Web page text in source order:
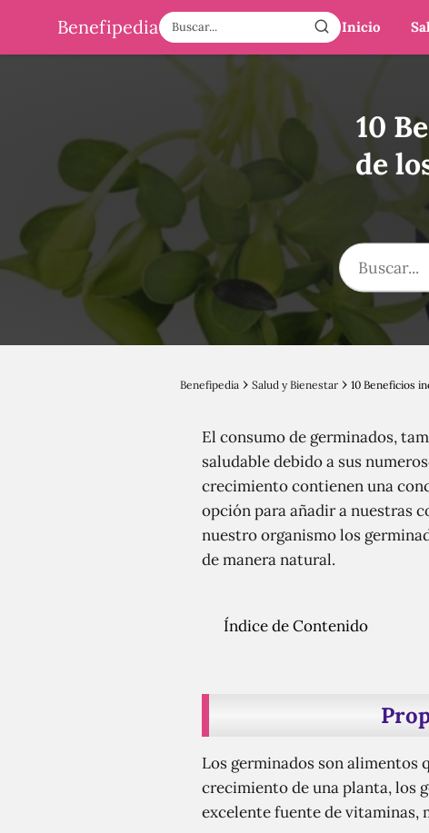
Benefipedia Inicio
10
de
Benefipedia Salud y Bienestar 10 Beneficios
El consumo de germinados,
saludable debido a sus
crecimiento contienen una
opción para añadir a nuestras
nuestro organismo los
de manera natural.
Índice de Contenido
Los germinados son alimentos
crecimiento de una planta, los
excelente fuente de vitaminas,